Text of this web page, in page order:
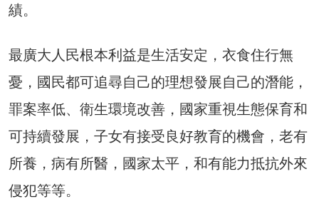
績。
最廣大人民根本利益是生活安定，衣食住行無
憂，國民都可追尋自己的理想發展自己的潛能，
罪案率低、衛生環境改善，國家重視生態保育和
可持續發展，子女有接受良好教育的機會，老有
所養，病有所醫，國家太平，和有能力抵抗外來
侵犯等等。